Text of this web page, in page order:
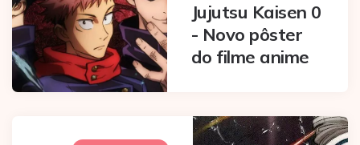
Jujutsu Kaisen 0
- Novo pôster
do filme anime